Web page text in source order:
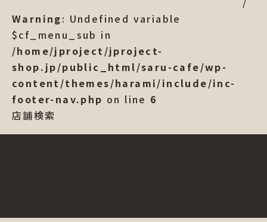
Warning: Undefined variable
$cf_menu_sub in
/home/jproject/jproject-
shop.jp/public_html/saru-cafe/wp-
content/themes/harami/include/inc-
footer-nav.php on line 6
店舗検索